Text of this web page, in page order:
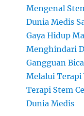
Mengenal
Dunia Medis
Gaya Hidup
Menghindari
Gangguan
Melalui Terapi
Terapi Stem
Dunia Medis